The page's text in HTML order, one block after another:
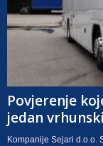
Povjerenje
jedan
Kompanije Sejari d.o.o.